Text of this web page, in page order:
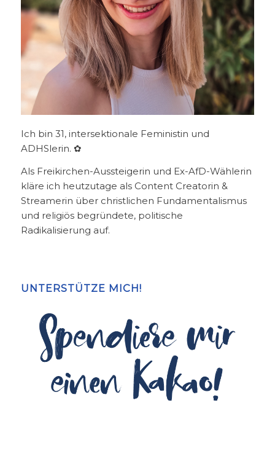
Ich bin 31, intersektionale Feministin und
ADHSlerin. ✿
Als Freikirchen-Aussteigerin und Ex-AfD-Wählerin
kläre ich heutzutage als Content Creatorin &
Streamerin über christlichen Fundamentalismus
und religiös begründete, politische
Radikalisierung auf.
UNTERSTÜTZE MICH!